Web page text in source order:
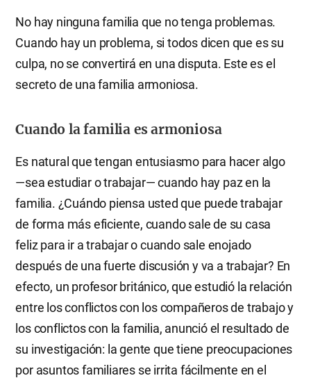
No hay ninguna familia que no tenga problemas.
Cuando hay un problema, si todos dicen que es su
culpa, no se convertirá en una disputa. Este es el
secreto de una familia armoniosa.
Cuando la familia es armoniosa
Es natural que tengan entusiasmo para hacer algo
—sea estudiar o trabajar— cuando hay paz en la
familia. ¿Cuándo piensa usted que puede trabajar
de forma más eficiente, cuando sale de su casa
feliz para ir a trabajar o cuando sale enojado
después de una fuerte discusión y va a trabajar? En
efecto, un profesor británico, que estudió la relación
entre los conflictos con los compañeros de trabajo y
los conflictos con la familia, anunció el resultado de
su investigación: la gente que tiene preocupaciones
por asuntos familiares se irrita fácilmente en el